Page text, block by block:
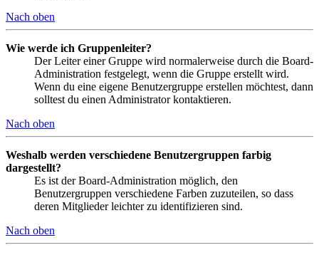
Nach oben
Wie werde ich Gruppenleiter?
Der Leiter einer Gruppe wird normalerweise durch die Board-
Administration festgelegt, wenn die Gruppe erstellt wird.
Wenn du eine eigene Benutzergruppe erstellen möchtest, dann
solltest du einen Administrator kontaktieren.
Nach oben
Weshalb werden verschiedene Benutzergruppen farbig
dargestellt?
Es ist der Board-Administration möglich, den
Benutzergruppen verschiedene Farben zuzuteilen, so dass
deren Mitglieder leichter zu identifizieren sind.
Nach oben